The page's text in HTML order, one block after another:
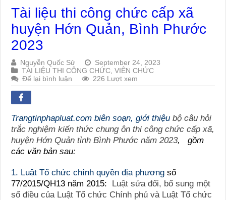
Tài liệu thi công chức cấp xã
huyện Hớn Quản, Bình Phước
2023
Nguyễn Quốc Sử
September 24, 2023
TÀI LIỆU THI CÔNG CHỨC, VIÊN CHỨC
Để lại bình luận
226 Lượt xem
Trangtinphapluat.com biên soạn, giới thiệubộ câu hỏi
trắc nghiệm kiến thức chung ôn thi công chức cấp xã,
huyện Hớn Quản tỉnh Bình Phước năm 2023, gồm
các văn bản sau:
1. Luật Tổ chức chính quyền địa phương số
77/2015/QH13 năm 2015:
Luật sửa đổi, bổ sung một
số điều của Luật Tổ chức Chính phủ và Luật Tổ chức